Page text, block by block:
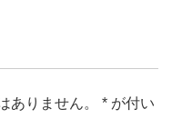
ありません。 * が付い